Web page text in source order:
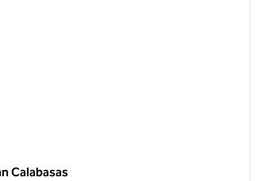
Calabasas